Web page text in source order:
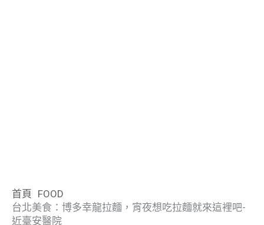
首頁 FOOD
台北美食：博多幸龍拉麵，宵夜想吃拉麵就來這裡吧-
近臺安醫院